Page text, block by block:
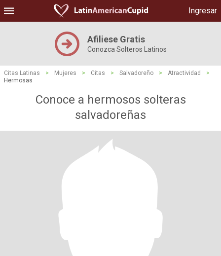
Ingresar
Afiliese Gratis
Conozca Solteros Latinos
Citas Latinas > Mujeres > Citas > Salvadoreño > Atractividad
>
Hermosas
Conoce a hermosos solteras
salvadoreñas